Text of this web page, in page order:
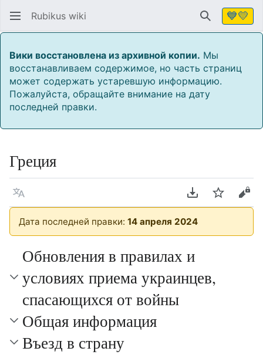
Rubikus wiki Найти💙💛
Вики восстановлена из архивной копии. Мы
восстанавливаем содержимое, но часть страниц
может содержать устаревшую информацию.
Пожалуйста, обращайте внимание на дату
последней правки.
Греция
Язык Скачать PDF
Следить
Дата последней правки:14 апреля 2024
Обновления в правилах и
условиях приема украинцев,
спасающихся от войны
Общая информация
Въезд в страну